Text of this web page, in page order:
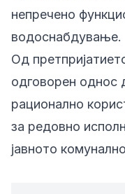
непречено
водоснабдување.
Од
одговорен однос
рационално
за редовно
јавното